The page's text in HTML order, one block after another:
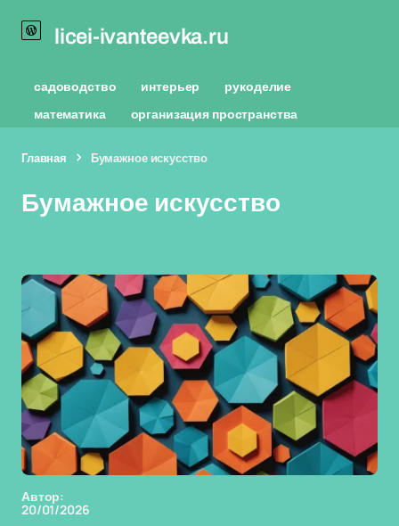
licei-ivanteevka.ru
садоводство интерьер
рукоделие
математика
организация пространства
Главная Бумажное искусство
Бумажное искусство
Автор:
20/01/2026